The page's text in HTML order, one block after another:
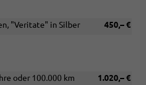
450,– €
"Veritate" in Silber
1.020,– €
oder 100.000 km